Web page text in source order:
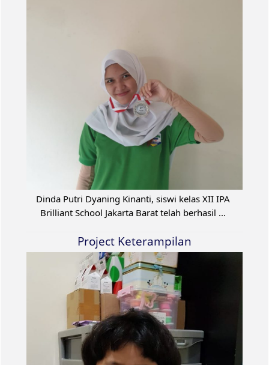
Dinda Putri Dyaning Kinanti, siswi kelas XII IPA
Brilliant School Jakarta Barat telah berhasil ...
Project Keterampilan